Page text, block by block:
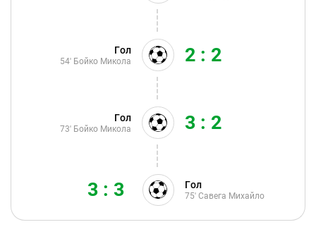
Гол
54' Бойко Микола 2 : 2
Гол
73' Бойко Микола 3 : 2
Гол
75'Савега Михайло
3 : 3